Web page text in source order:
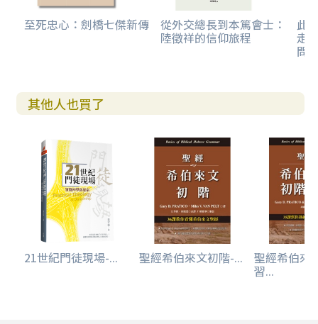
至死忠心：劍橋七傑新傳 從外交總長到本篤會士：
陸徵祥的信仰旅程
此
走
問
其他人也買了
21世紀門徒現場-... 聖經希伯來文初階-... 聖經希伯來
習...